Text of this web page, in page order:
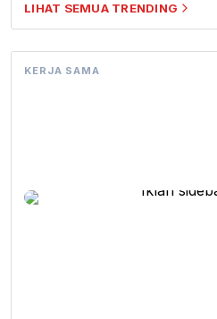
LIHAT SEMUA TRENDING
KERJA SAMA